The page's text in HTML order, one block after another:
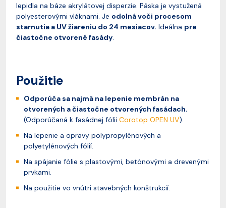
lepidla na báze akrylátovej disperzie. Páska je vystužená
polyesterovými vláknami. Je odolná voči procesom
starnutia a UV žiareniu do 24 mesiacov. Ideálna pre
čiastočne otvorené fasády.
Použitie
Odporúča sa najmä na lepenie membrán na
otvorených a čiastočne otvorených fasádach.
(Odporúčaná k fasádnej fólii Corotop OPEN UV).
Na lepenie a opravy polypropylénových a
polyetylénových fólií.
Na spájanie fólie s plastovými, betónovými a drevenými
prvkami.
Na použitie vo vnútri stavebných konštrukcií.